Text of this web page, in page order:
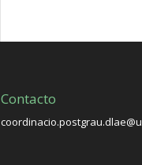
Contacto